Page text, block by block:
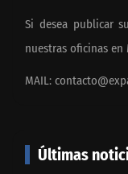
Si desea publicar
nuestras oficinas en
MAIL:
Últimas